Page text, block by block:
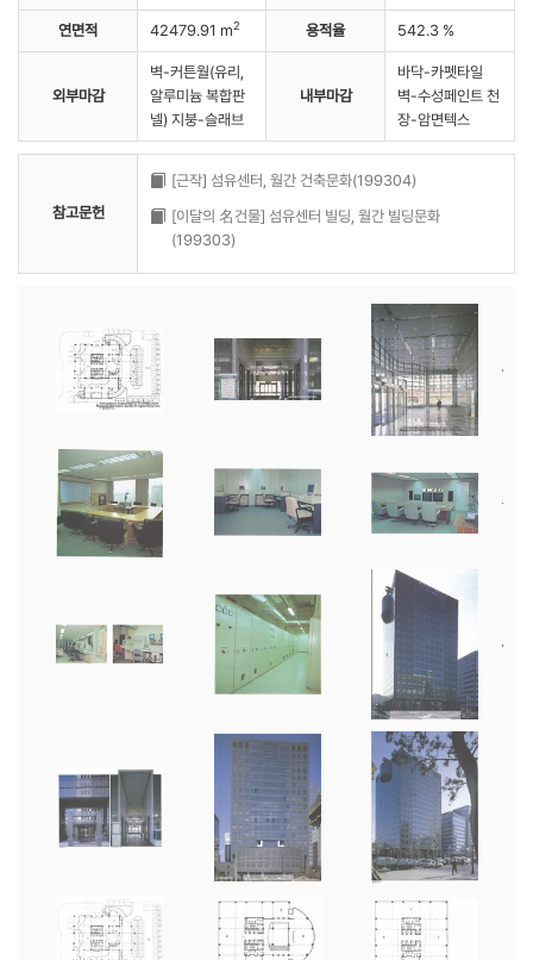
연면적 42479.91 m2 용적율 542.3 %
외부마감
벽-커튼월(유리,
알루미늄 복합판
넬) 지붕-슬래브
내부마감
바닥-카펫타일
벽-수성페인트 천
장-암면텍스
참고문헌
[근작] 섬유센터, 월간 건축문화(199304)
[이달의 名건물] 섬유센터 빌딩, 월간 빌딩문화
(199303)